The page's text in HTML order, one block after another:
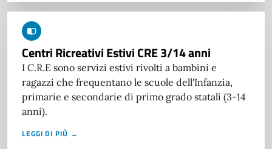
Centri Ricreativi Estivi CRE 3/14 anni
I C.R.E sono servizi estivi rivolti a bambini e
ragazzi che frequentano le scuole dell'Infanzia,
primarie e secondarie di primo grado statali (3-14
anni).
LEGGI DI PIÙ →